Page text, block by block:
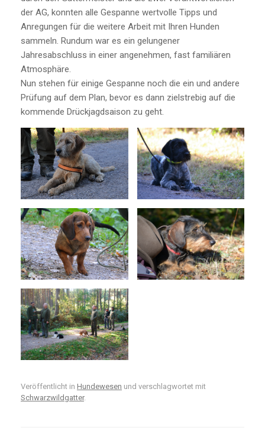
der AG, konnten alle Gespanne wertvolle Tipps und
Anregungen für die weitere Arbeit mit Ihren Hunden
sammeln. Rundum war es ein gelungener
Jahresabschluss in einer angenehmen, fast familiären
Atmosphäre.
Nun stehen für einige Gespanne noch die ein und andere
Prüfung auf dem Plan, bevor es dann zielstrebig auf die
kommende Drückjagdsaison zu geht.
Veröffentlicht in Hundewesen und verschlagwortet mit
Schwarzwildgatter.